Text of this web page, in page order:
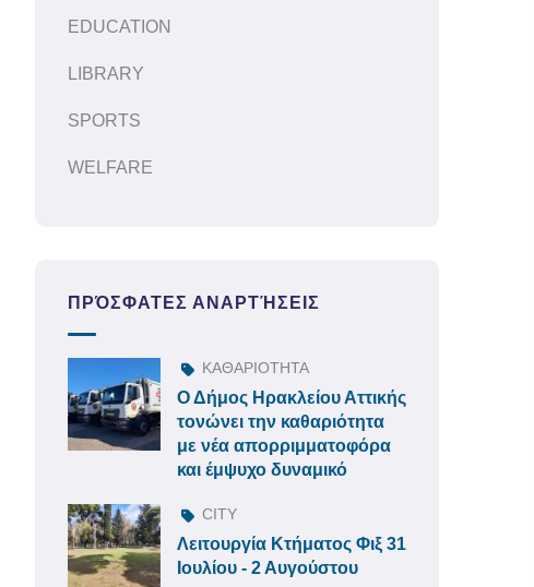
EDUCATION
LIBRARY
SPORTS
WELFARE
ΠΡΌΣΦΑΤΕΣ ΑΝΑΡΤΉΣΕΙΣ
ΚΑΘΑΡΙΟΤΗΤΑ
Ο Δήμος Ηρακλείου Αττικής
τονώνει την καθαριότητα
με νέα απορριμματοφόρα
και έμψυχο δυναμικό
CITY
Λειτουργία Κτήματος Φιξ 31
Ιουλίου - 2 Αυγούστου